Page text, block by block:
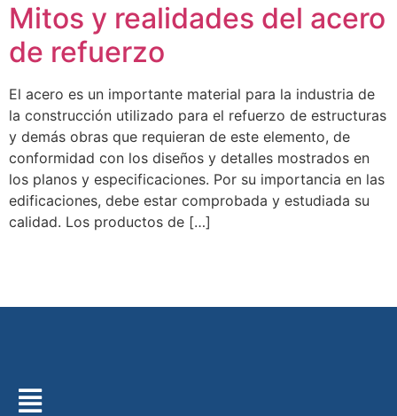
Mitos y realidades del acero
de refuerzo
El acero es un importante material para la industria de
la construcción utilizado para el refuerzo de estructuras
y demás obras que requieran de este elemento, de
conformidad con los diseños y detalles mostrados en
los planos y especificaciones. Por su importancia en las
edificaciones, debe estar comprobada y estudiada su
calidad. Los productos de […]